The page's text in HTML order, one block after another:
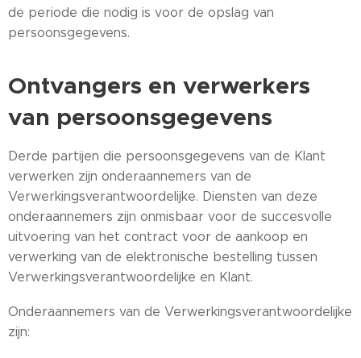
de periode die nodig is voor de opslag van
persoonsgegevens.
Ontvangers en verwerkers
van persoonsgegevens
Derde partijen die persoonsgegevens van de Klant
verwerken zijn onderaannemers van de
Verwerkingsverantwoordelijke. Diensten van deze
onderaannemers zijn onmisbaar voor de succesvolle
uitvoering van het contract voor de aankoop en
verwerking van de elektronische bestelling tussen
Verwerkingsverantwoordelijke en Klant.
Onderaannemers van de Verwerkingsverantwoordelijke
zijn: